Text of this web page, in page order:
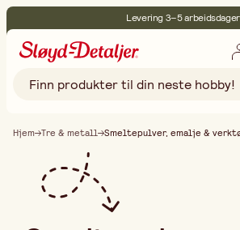
Levering 3–5 arbeidsdager
Fri frakt ved kjøp over 499:-
Hjem Tre & metall Smeltepulver, emalje &